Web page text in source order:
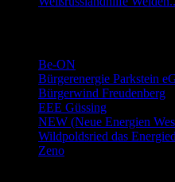
Be-ON
Bürgerenergie Parkstein
Bürgerwind Freudenberg
EEE Güssing
NEW (Neue Energien
Wildpoldsried das
Zeno